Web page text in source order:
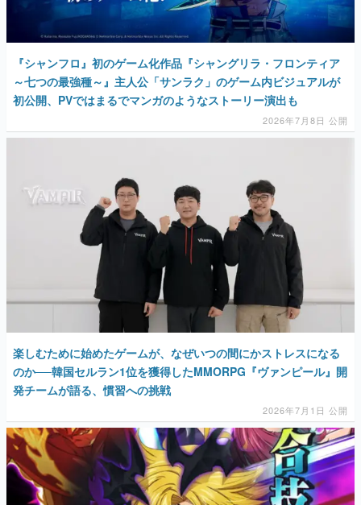
『シャンフロ』初のゲーム化作品『シャングリラ・フロンティア
～七つの最強種～』主人公「サンラク」のゲーム内ビジュアルが
初公開、PVではまるでマンガのようなストーリー演出も
2026年7月8日 公開
楽しむために始めたゲームが、なぜいつの間にかストレスになる
のか──韓国セルラン1位を獲得したMMORPG『ヴァンピール』開
発チームが語る、慣習への挑戦
2026年7月1日 公開